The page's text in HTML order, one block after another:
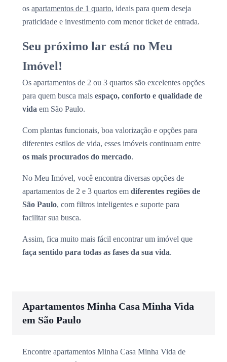
os apartamentos de 1 quarto, ideais para quem deseja
praticidade e investimento com menor ticket de entrada.
Seu próximo lar está no Meu
Imóvel!
Os apartamentos de 2 ou 3 quartos são excelentes opções
para quem busca mais espaço, conforto e qualidade de
vida em São Paulo.
Com plantas funcionais, boa valorização e opções para
diferentes estilos de vida, esses imóveis continuam entre
os mais procurados do mercado.
No Meu Imóvel, você encontra diversas opções de
apartamentos de 2 e 3 quartos em diferentes regiões de
São Paulo, com filtros inteligentes e suporte para
facilitar sua busca.
Assim, fica muito mais fácil encontrar um imóvel que
faça sentido para todas as fases da sua vida.
Apartamentos Minha Casa Minha Vida
em São Paulo
Encontre apartamentos Minha Casa Minha Vida de